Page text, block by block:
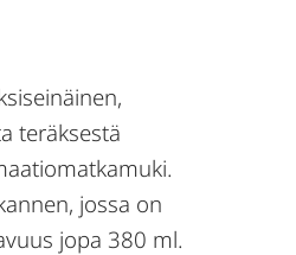
teräksestä
jossa on
jopa 380 ml.